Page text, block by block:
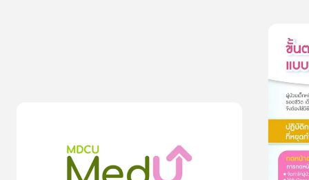
ปฐมพยาบาลอย่างไร? เมื่อเลือดกำเตาไหล
0.0 0rating)
0
ขั้นตอนกา